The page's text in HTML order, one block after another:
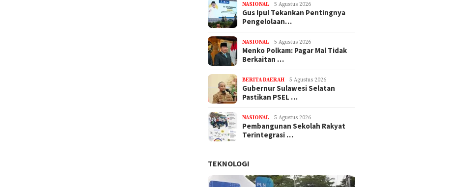
NASIONAL 5 Agustus 2026
Gus Ipul Tekankan Pentingnya
Pengelolaan…
NASIONAL 5 Agustus 2026
Menko Polkam: Pagar Mal Tidak
Berkaitan …
BERITA DAERAH 5 Agustus 2026
Gubernur Sulawesi Selatan
Pastikan PSEL …
NASIONAL 5 Agustus 2026
Pembangunan Sekolah Rakyat
Terintegrasi …
TEKNOLOGI